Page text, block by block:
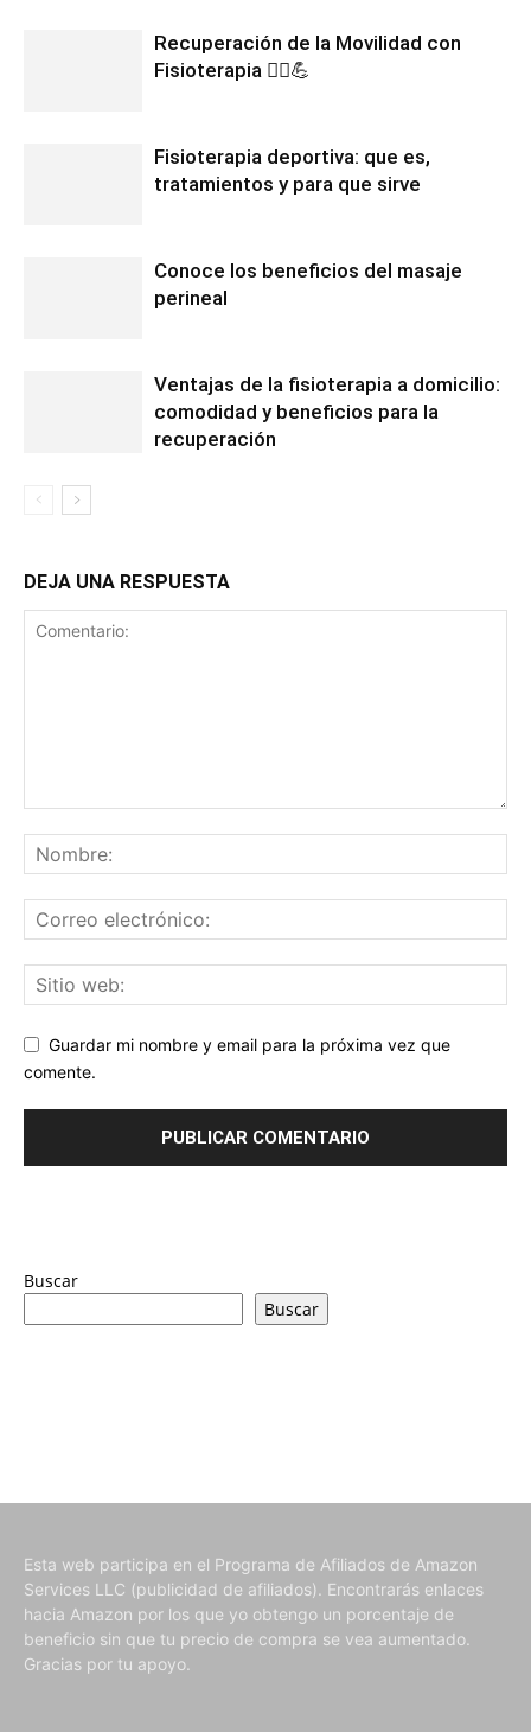
Recuperación de la Movilidad con
Fisioterapia 🏃‍♂️💪
Fisioterapia deportiva: que es,
tratamientos y para que sirve
Conoce los beneficios del masaje
perineal
Ventajas de la fisioterapia a domicilio:
comodidad y beneficios para la
recuperación
DEJA UNA RESPUESTA
Guardar mi nombre y email para la próxima vez que
comente.
Buscar
Buscar
Esta web participa en el Programa de Afiliados de Amazon
Services LLC (publicidad de afiliados). Encontrarás enlaces
hacia Amazon por los que yo obtengo un porcentaje de
beneficio sin que tu precio de compra se vea aumentado.
Gracias por tu apoyo.